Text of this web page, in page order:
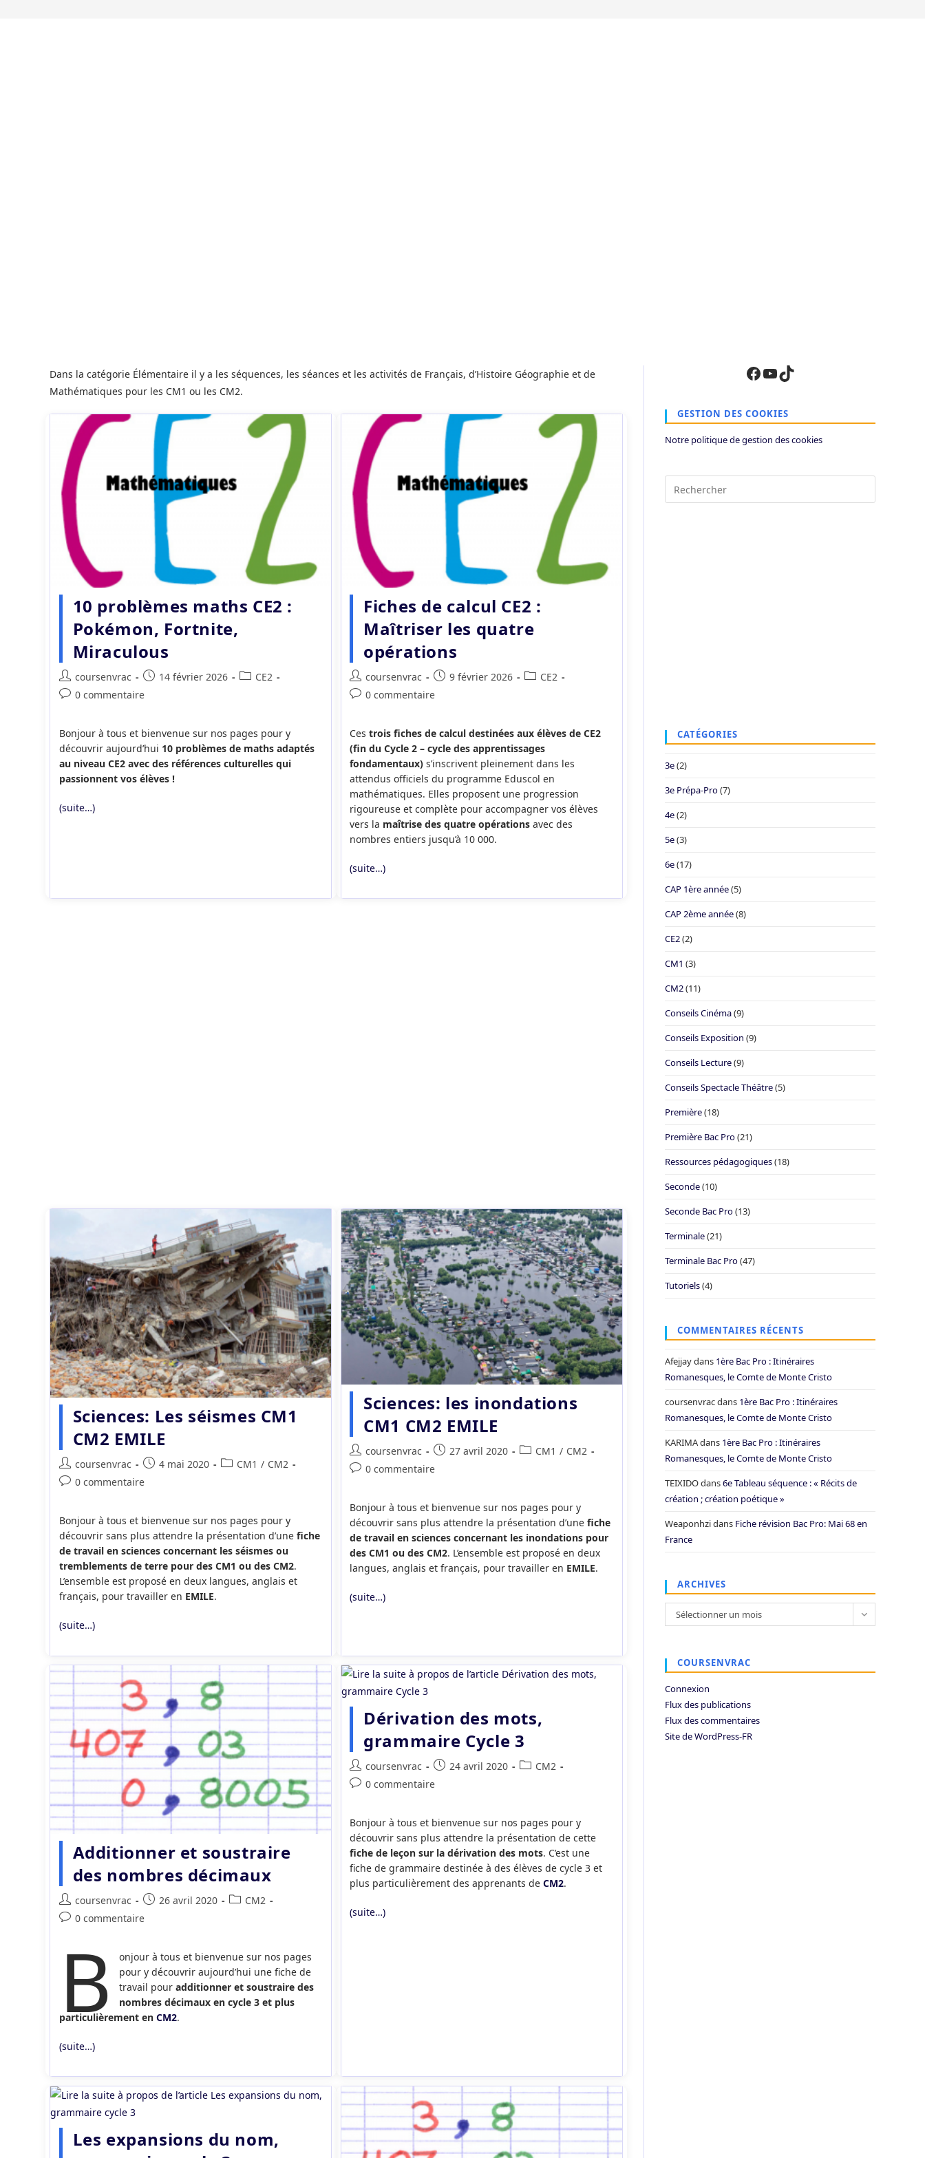
Dans la catégorie Élémentaire il y a les séquences, les séances et les activités de Français, d’Histoire Géographie et de
Mathématiques pour les CM1 ou les CM2.
10 problèmes maths CE2 :
Pokémon, Fortnite,
Miraculous
Auteur/autrice
de
coursenvrac
Publication
publiée :
14 février 2026
PostCE2
Commentaires
publication :
0 commentaire
Bonjour à tous et bienvenue sur nos pages pour y
découvrir aujourd’hui 10 problèmes de maths adaptés
au niveau CE2 avec des références culturelles qui
passionnent vos élèves !
(suite…)
Fiches de calcul CE2 :
Maîtriser les quatre
opérations
Auteur/autrice
de
coursenvrac
Publication
publiée :
9 février 2026
PostCE2
Commentaires
publication :
0 commentaire
Cestrois fiches de calcul destinées aux élèves de CE2
(fin du Cycle 2 – cycle des apprentissages
fondamentaux) s’inscrivent pleinement dans les
attendus officiels du programme Eduscol en
mathématiques. Elles proposent une progression
rigoureuse et complète pour accompagner vos élèves
vers la maîtrise des quatre opérations avec des
nombres entiers jusqu’à 10 000.
(suite…)
Sciences: Les séismes CM1
CM2 EMILE
Auteur/autrice
de
coursenvrac
Publication
publiée :
4 mai 2020
PostCM1 / CM2
Commentaires
publication :
0 commentaire
Bonjour à tous et bienvenue sur nos pages pour y
découvrir sans plus attendre la présentation d’une fiche
de travail en sciences concernant les séismes ou
tremblements de terre pour des CM1 ou des CM2.
L’ensemble est proposé en deux langues, anglais et
français, pour travailler en EMILE.
(suite…)
Sciences: les inondations
CM1 CM2 EMILE
Auteur/autrice
de
coursenvrac
Publication
publiée :
27 avril 2020
PostCM1 / CM2
Commentaires
publication :
0 commentaire
Bonjour à tous et bienvenue sur nos pages pour y
découvrir sans plus attendre la présentation d’unefiche
de travail en sciences concernant les inondations pour
des CM1 ou des CM2. L’ensemble est proposé en deux
langues, anglais et français, pour travailler en EMILE.
(suite…)
Additionner et soustraire
des nombres décimaux
Auteur/autrice
de
coursenvrac
Publication
publiée :
26 avril 2020
PostCM2
Commentaires
publication :
0 commentaire
B
onjour à tous et bienvenue sur nos pages
pour y découvrir aujourd’hui une fiche de
travail pouradditionner et soustraire des
nombres décimaux en cycle 3 et plus
particulièrement en CM2.
(suite…)
Dérivation des mots,
grammaire Cycle 3
Auteur/autrice
de
coursenvrac
Publication
publiée :
24 avril 2020
PostCM2
Commentaires
publication :
0 commentaire
Bonjour à tous et bienvenue sur nos pages pour y
découvrir sans plus attendre la présentation de cette
fiche de leçon sur la dérivation des mots. C’est une
fiche de grammaire destinée à des élèves de cycle 3 et
plus particulièrement des apprenants deCM2.
(suite…)
Les expansions du nom,
Facebook
YouTube
TikTok
GESTION DES COOKIES
Notre politique de gestion des cookies
Escape
CATÉGORIES
3e(2)
3e Prépa-Pro(7)
4e(2)
5e(3)
6e(17)
CAP 1ère année(5)
CAP 2ème année(8)
CE2(2)
CM1 (3)
CM2(11)
Conseils Cinéma(9)
Conseils Exposition (9)
Conseils Lecture(9)
Conseils Spectacle Théâtre(5)
Première(18)
Première Bac Pro(21)
Ressources pédagogiques(18)
Seconde(10)
Seconde Bac Pro(13)
Terminale(21)
Terminale Bac Pro(47)
Tutoriels(4)
COMMENTAIRES RÉCENTS
Afejjaydans 1ère Bac Pro : Itinéraires
Romanesques, le Comte de Monte Cristo
coursenvracdans 1ère Bac Pro : Itinéraires
Romanesques, le Comte de Monte Cristo
KARIMAdans 1ère Bac Pro : Itinéraires
Romanesques, le Comte de Monte Cristo
TEIXIDOdans6e Tableau séquence : « Récits de
création ; création poétique »
Weaponhzidans Fiche révision Bac Pro: Mai 68 en
France
ARCHIVES
Archives
Sélectionner un mois
COURSENVRAC
Connexion
Flux des publications
Flux des commentaires
Site de WordPress-FR